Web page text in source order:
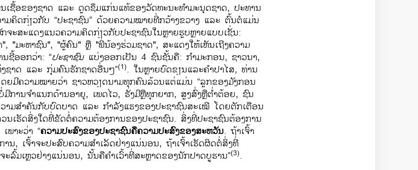
ຊື້ອ​ຂອງ​ຊາດ ​ແລະ ດູດ​ຊຶມແກ່ນແທ້ຂອງ​ວັດທະນະທຳ​ມະນຸດຊາດ, ປະທານ
ມ​ຄິດກ່ຽວກັບ “ປະຊາຊົນ” ດ້ວຍ​ຄວາມ​ໝາຍ​ທີ່​ກວ້າງຂວາງ ​ແລະ ​​ຕົ້ນຕໍ​ແມ່ນ​
ຈະສະແດງແນວຄວາມຄິດກ່ຽວກັບປະຊາຊົນໃນຫຼາຍຮູບຫຼາຍແບບເຊັ່ນ:
", "ມະຫາຊົນ", "ຜູ້ຄົນ" ຫຼື "ພີ່ນ້ອງຮ່ວມຊາດ", ສະແດງໃຫ້ເຫັນເຖີງຄວາມ
ນ​ຊີ້​ອອກ​ວ່າ: “ປະ​ຊາ​ຊົນ​ແບ່ງອອກເປັນ 4 ຊົນ​ຊັ້ນ​ຄື: ກຳ​ມະ​ກອນ, ຊາວ​ນາ,
ຊາດ ແລະ ກຸ່ມຄົນ​ຮັກ​ຊາດອື່ນໆ”(1). ​ໃນ​ຫຼາຍ​ບົດ​ຂຽນ​ແລະ​ຄຳ​ປາ​ໄສ, ທ່ານ​
ດຍ​ມີ​ຄວາມ​ໝາຍ​ວ່າ ຊາວ​ຫວຽດນາມ​ທຸກ​ຄົນ​ລ້ວນ​ແຕ່​ແມ່ນ “ລູກ​ຂອງ​ມັງກອນ​
ມີການຈຳແນກ​ດ້ານອາຍຸ, ເພດໄວ, ຮັ່ງມີ​ຫຼື​ທຸກ​ຍາກ, ສູງ​ສົ່ງ​ຫຼື​ຕ່ຳ​ຕ້ອຍ, ​ຊົນ​
າມສຳຄັນກັບ​ບົດບາດ ​ແລະ ກຳລັງ​ແຮງ​ຂອງ​ປະຊາຊົນສະເໝີ ໂດຍຕັກເຕືອນ
ວນເຮັດສິ່ງໃດທີ່ຂັດຕໍ່ຄວາມຕ້ອງການຂອງປະຊາຊົນ. ສິ່ງທີ່ປະຊາຊົນ​ຕ້ອງການ
ເພາະວ່າ “ຄວາມປະສົງຂອງປະຊາຊົນຄືຄວາມປະສົງຂອງສະຫວັນ. ຖ້າເຈົ້າ
ານ, ເຈົ້າຈະປະສົບຄວາມສຳເລັດຢ່າງແນ່ນອນ, ຖ້າເຈົ້າເຮັດຜິດຕໍ່ສິ່ງທີ່
ະລົ້ມເຫຼວຢ່າງແນ່ນອນ, ນັ້ນຄືຄຳເວົ້າ​ທີ່​ສະຫຼາດ​ຂອງ​ນັກ​ປາດ​ບູຮານ”(3).